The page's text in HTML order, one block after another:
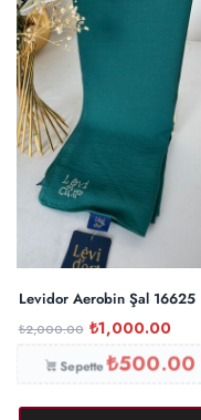
Levidor Aerobin Şal 16625
₺2,000.00 ₺1,000.00
Sepette₺500.00